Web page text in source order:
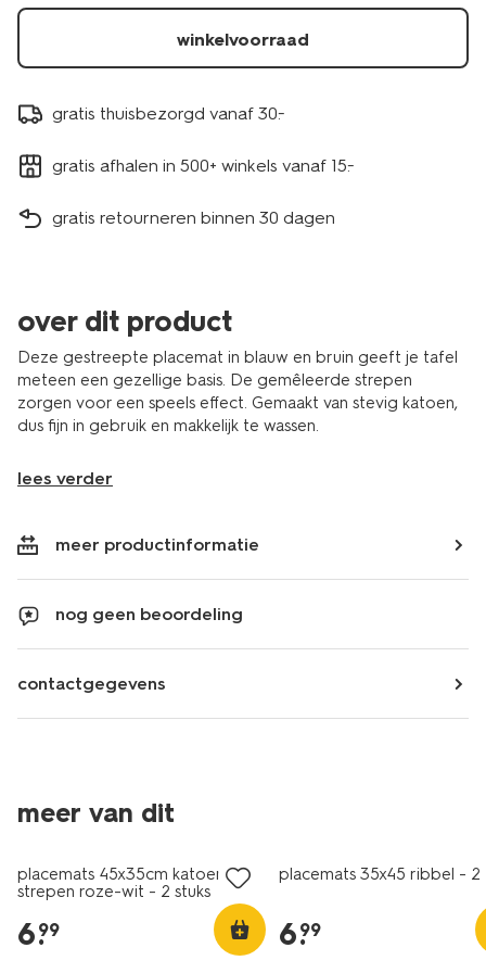
stuks-
winkelvoorraad
gratis thuisbezorgd vanaf 30.-
gratis afhalen in 500+ winkels vanaf 15.-
gratis retourneren binnen 30 dagen
over dit product
Deze gestreepte placemat in blauw en bruin geeft je tafel
meteen een gezellige basis. De gemêleerde strepen
zorgen voor een speels effect. Gemaakt van stevig katoen,
dus fijn in gebruik en makkelijk te wassen.
lees verder
meer productinformatie
nog geen beoordeling
contactgegevens
meer van dit
placemats 45x35cm katoen
strepen roze-wit - 2 stuks
6.
99
placemats 35x45 ribbel - 2
6.
99